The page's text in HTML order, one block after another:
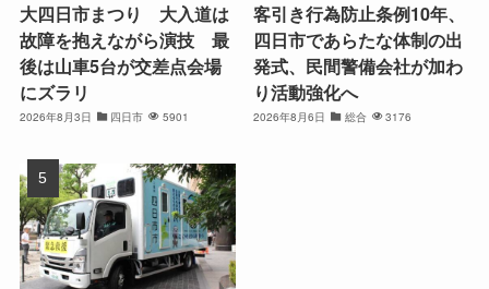
大四日市まつり 大入道は
故障を抱えながら演技 最
後は山車5台が交差点会場
にズラリ
2026年8月3日 四日市 5901
客引き行為防止条例10年、
四日市であらたな体制の出
発式、民間警備会社が加わ
り活動強化へ
2026年8月6日 総合 3176